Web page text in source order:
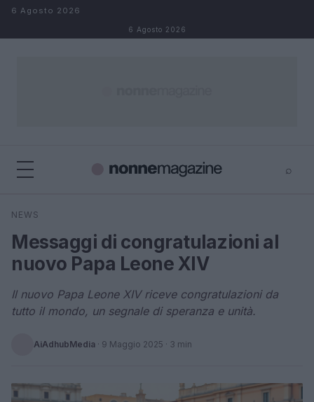
Salta al contenuto
6 Agosto 2026
6 Agosto 2026
⌕
Cerca
NEWS
Messaggi di congratulazioni al
nuovo Papa Leone XIV
Il nuovo Papa Leone XIV riceve congratulazioni da
tutto il mondo, un segnale di speranza e unità.
AiAdhubMedia · 9 Maggio 2025 · 3 min